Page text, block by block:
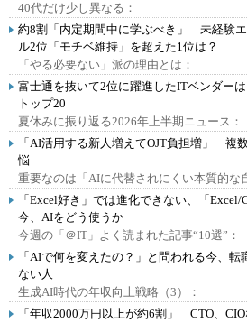
40代だけ少し異なる：
約8割「内定期間中に学ぶべき」 未経験
ル2位「モチベ維持」を超えた1位は？
「やる必要ない」派の理由とは：
富士通を抜いて2位に躍進したITベンダー
トップ20
夏休みに振り返る2026年上半期ニュース：
「AI活用する新人増えてOJT負担増」 複
悩
重要なのは「AIに代替されにくい本質的な
「Excel好き」では進化できない、「
今、AIをどう使うか
今週の「＠IT」よく読まれた記事“10選”：
「AIで何を変えたの？」と問われる今、
ない人
生成AI時代の年収向上戦略（3）：
「年収2000万円以上が約6割」 CTO、